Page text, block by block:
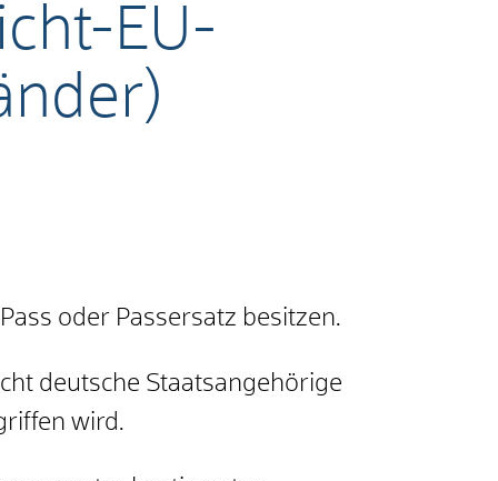
EU-
oder Passersatz besitzen.
deutsche Staatsangehörige
wird.